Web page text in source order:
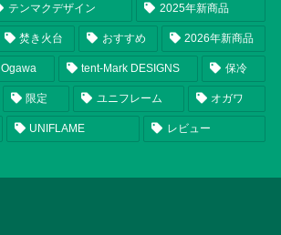
テンマクデザイン 2025年新商品
焚き火台 おすすめ 2026年新商品
Ogawa tent-Mark DESIGNS 保冷
限定 ユニフレーム オガワ
UNIFLAME レビュー